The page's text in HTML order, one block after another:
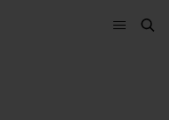
Menú